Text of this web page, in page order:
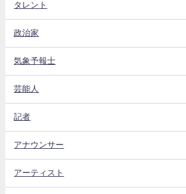
タレント
政治家
気象予報士
芸能人
記者
アナウンサー
アーティスト